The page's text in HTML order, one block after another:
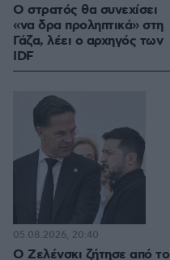
Ο στρατός θα συνεχίσει
«να δρα προληπτικά» στη
Γάζα, λέει ο αρχηγός των
IDF
Ο Ζελένσκι ζήτησε από το
05.08.2026, 20:40